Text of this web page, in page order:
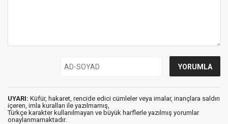
UYARI: Küfür, hakaret, rencide edici cümleler veya imalar, inançlara saldırı
içeren, imla kuralları ile yazılmamış,
Türkçe karakter kullanılmayan ve büyük harflerle yazılmış yorumlar
onaylanmamaktadır.